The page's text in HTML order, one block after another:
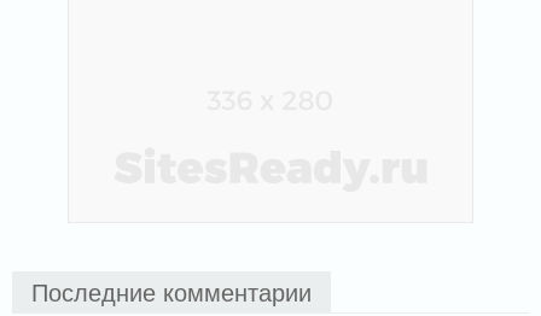
Последние комментарии